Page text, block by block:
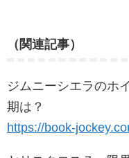
（関連記事）
ジムニーシエラのホ
期は？
https://book-